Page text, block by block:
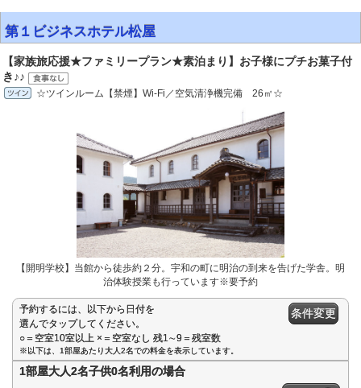
第１ビジネスホテル松屋
【家族旅応援★ファミリープラン★素泊まり】お子様にプチお菓子付
き♪♪
☆ツインルーム【禁煙】Wi-Fi／空気清浄機完備 26㎡☆
【開明学校】当館から徒歩約２分。宇和の町に明治の到来を告げた学舎。明
治体験授業も行っています※要予約
予約するには、以下から日付を
選んでタップしてください。
○＝空室10室以上 ×＝空室なし 残1∼9＝残室数
条件変更
※以下は、1部屋あたり大人2名での料金を表示しています。
1部屋大人2名子供0名利用の場合